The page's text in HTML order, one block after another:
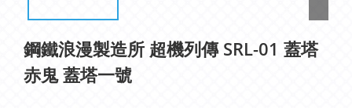
鋼鐵浪漫製造所 超機列傳 SRL-01 蓋塔
赤鬼 蓋塔一號